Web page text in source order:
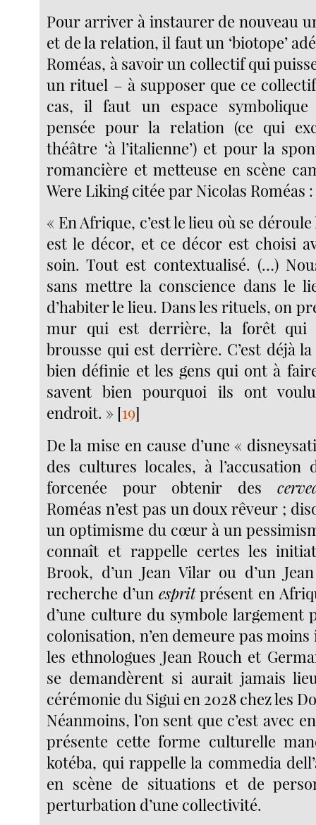
Pour arriver à instaurer de nouveau
et de la relation, il faut un ‘biotope’
Roméas, à savoir un collectif qui
un rituel – à supposer que ce
cas, il faut un espace symbolique
pensée pour la relation (ce qui
théâtre ‘à l’italienne’) et pour la
romancière et metteuse en scène
Were Liking citée par Nicolas Roméas :
« En Afrique, c’est le lieu où se
est le décor, et ce décor est choisi
soin. Tout est contextualisé. (…)
sans mettre la conscience dans le
d’habiter le lieu. Dans les rituels, on
mur qui est derrière, la forêt qui
brousse qui est derrière. C’est déjà
bien définie et les gens qui ont à
savent bien pourquoi ils ont
endroit. » [19]
De la mise en cause d’une «
des cultures locales, à l’accusation
forcenée pour obtenir des
Roméas n’est pas un doux rêveur ;
un optimisme du cœur à un
connaît et rappelle certes les
Brook, d’un Jean Vilar ou d’un
recherche d’un espritprésent en
d’une culture du symbole largement
colonisation, n’en demeure pas
les ethnologues Jean Rouch et
se demandèrent si aurait jamais
cérémonie du Sigui en 2028 chez les
Néanmoins, l’on sent que c’est avec
présente cette forme culturelle
kotéba, qui rappelle la commedia
en scène de situations et de
perturbation d’une collectivité.